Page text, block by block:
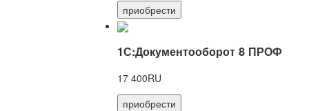
приобрести
1С:Документооборот 8 ПРОФ
17 400RU
приобрести